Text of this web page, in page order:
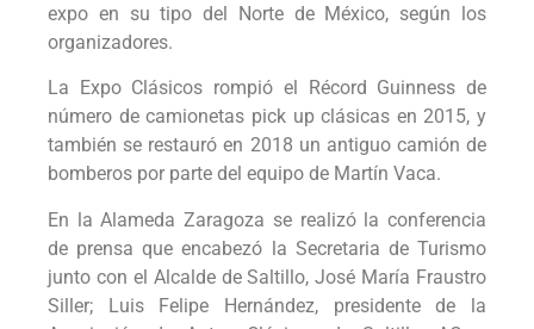
expo en su tipo del Norte de México, según los
organizadores.
La Expo Clásicos rompió el Récord Guinness de
número de camionetas pick up clásicas en 2015, y
también se restauró en 2018 un antiguo camión de
bomberos por parte del equipo de Martín Vaca.
En la Alameda Zaragoza se realizó la conferencia
de prensa que encabezó la Secretaria de Turismo
junto con el Alcalde de Saltillo, José María Fraustro
Siller; Luis Felipe Hernández, presidente de la